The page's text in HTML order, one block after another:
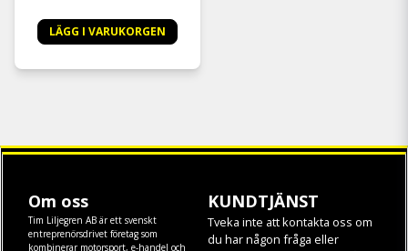
LÄGG I VARUKORGEN
Om oss
Tim Liljegren AB är ett svenskt
entreprenörsdrivet företag som
kombinerar motorsport, e-handel och
KUNDTJÄNST
Tveka inte att kontakta oss om
du har någon fråga eller